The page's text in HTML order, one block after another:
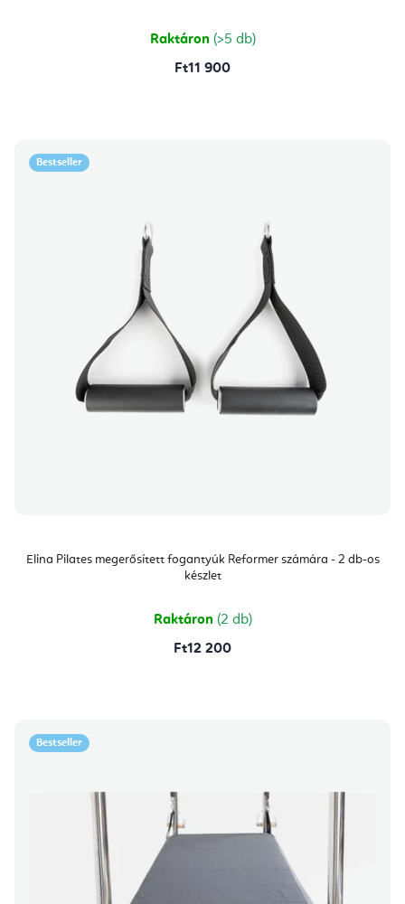
Raktáron (>5 db)
Ft11 900
Bestseller
Elina Pilates megerősített fogantyúk Reformer számára - 2 db-os
készlet
Raktáron (2 db)
Ft12 200
Bestseller